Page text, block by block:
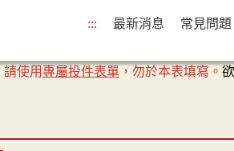
::: 最新消息 常見問題
使用專屬投件表單 ，勿於本表填寫。